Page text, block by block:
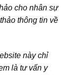
cho nhân sự
thông tin về
này chỉ
là tư vấn y